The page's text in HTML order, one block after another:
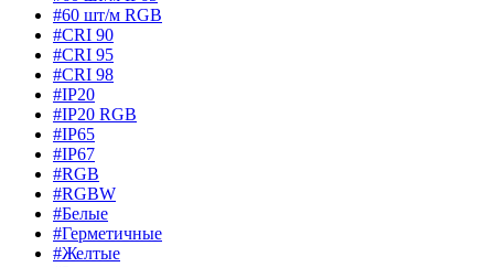
#60 шт/м RGB
#CRI 90
#CRI 95
#CRI 98
#IP20
#IP20 RGB
#IP65
#IP67
#RGB
#RGBW
#Белые
#Герметичные
#Желтые